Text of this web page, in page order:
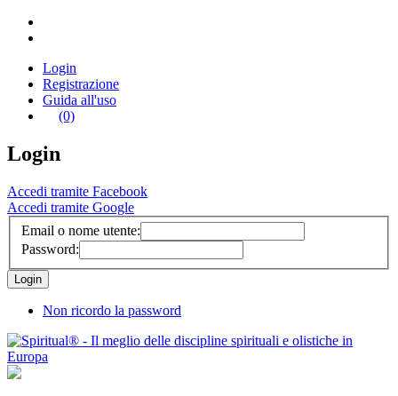
Login
Registrazione
Guida all'uso
(0)
Login
Accedi tramite Facebook
Accedi tramite Google
Email o nome utente:
Password:
Non ricordo la password